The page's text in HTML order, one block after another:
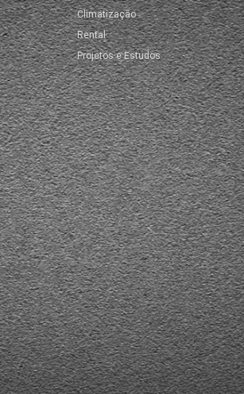
Climatização
Rental
Projetos e Estudos